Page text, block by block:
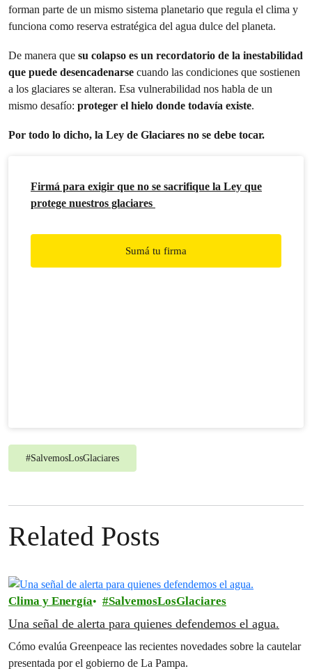
forman parte de un mismo sistema planetario que regula el clima y
funciona como reserva estratégica del agua dulce del planeta.
De manera que su colapso es un recordatorio de la inestabilidad
que puede desencadenarse cuando las condiciones que sostienen
a los glaciares se alteran. Esa vulnerabilidad nos habla de un
mismo desafío: proteger el hielo donde todavía existe.
Por todo lo dicho, la Ley de Glaciares no se debe tocar.
Firmá para exigir que no se sacrifique la Ley que
protege nuestros glaciares
Sumá tu firma
#SalvemosLosGlaciares
Related Posts
Clima y Energía SalvemosLosGlaciares
Una señal de alerta para quienes defendemos el agua.
Cómo evalúa Greenpeace las recientes novedades sobre la cautelar
presentada por el gobierno de La Pampa.